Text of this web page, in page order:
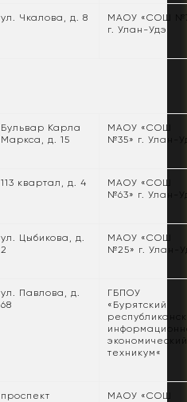
ул. Чкалова, д. 8
МАОУ «СОШ
г. Улан-Удэ
Бульвар Карла
Маркса, д. 15
МАОУ «СОШ
№35» г. Улан-
113 квартал, д. 4
МАОУ «СОШ
№63» г. Улан-
ул. Цыбикова, д.
2
МАОУ «СОШ
№25» г. Улан-
ул. Павлова, д.
68
ГБПОУ
«Бурятский
экономический
техникум«
проспект
МАОУ «СОШ